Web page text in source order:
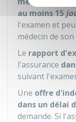
au moins 15
l'examen et
médecin de son
Le rapport
l'assurance
suivant
Une offre
dans un délai
demande. Si